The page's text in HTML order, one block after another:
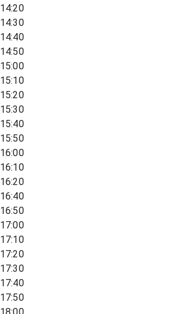
14:20
14:30
14:40
14:50
15:00
15:10
15:20
15:30
15:40
15:50
16:00
16:10
16:20
16:40
16:50
17:00
17:10
17:20
17:30
17:40
17:50
18:00